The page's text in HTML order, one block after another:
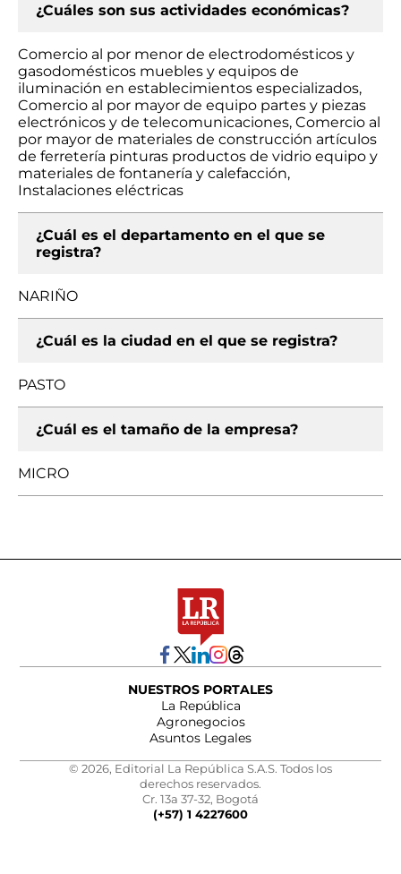
¿Cuáles son sus actividades económicas?
Comercio al por menor de electrodomésticos y
gasodomésticos muebles y equipos de
iluminación en establecimientos especializados,
Comercio al por mayor de equipo partes y piezas
electrónicos y de telecomunicaciones, Comercio al
por mayor de materiales de construcción artículos
de ferretería pinturas productos de vidrio equipo y
materiales de fontanería y calefacción,
Instalaciones eléctricas
¿Cuál es el departamento en el que se
registra?
NARIÑO
¿Cuál es la ciudad en el que se registra?
PASTO
¿Cuál es el tamaño de la empresa?
MICRO
NUESTROS PORTALES
La República
Agronegocios
Asuntos Legales
© 2026, Editorial La República S.A.S. Todos los
derechos reservados.
Cr. 13a 37-32, Bogotá
(+57) 1 4227600